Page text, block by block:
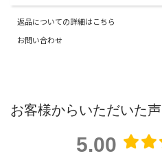
返品についての詳細はこちら
お問い合わせ
お客様からいただいた声
5.00